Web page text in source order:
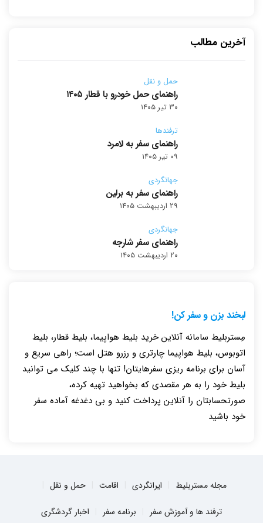
آخرین مطالب
حمل و نقل
راهنمای حمل خودرو با قطار ۱۴۰۵
۳۰ تیر ۱۴۰۵
ترفندها
راهنمای سفر به لامرد
۰۹ تیر ۱۴۰۵
جهانگردی
راهنمای سفر به برلین
۲۹ اردیبهشت ۱۴۰۵
جهانگردی
راهنمای سفر شارجه
۲۰ اردیبهشت ۱۴۰۵
لبخند بزن و سفر کن!
مِستربلیط سامانه آنلاین خرید بلیط هواپیما، بلیط قطار، بلیط
اتوبوس، بلیط هواپیما چارتری و رزرو هتل است؛ راهی سریع و
آسان برای برنامه ریزی سفرهایتان! تنها با چند کلیک می توانید
بلیط خود را به هر مقصدی که بخواهید تهیه کرده،
صورتحسابتان را آنلاین پرداخت کنید و بی دغدغه آماده سفر
خود باشید
مجله مستربلیط ایرانگردی اقامت حمل و نقل
ترفند ها و آموزش سفر برنامه سفر اخبار گردشگری